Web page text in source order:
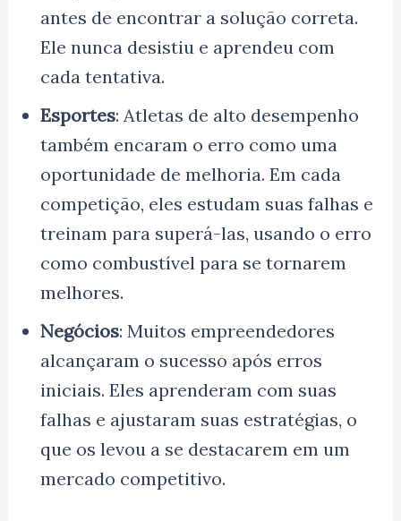
antes de encontrar a solução correta.
Ele nunca desistiu e aprendeu com
cada tentativa.
Esportes: Atletas de alto desempenho
também encaram o erro como uma
oportunidade de melhoria. Em cada
competição, eles estudam suas falhas e
treinam para superá-las, usando o erro
como combustível para se tornarem
melhores.
Negócios: Muitos empreendedores
alcançaram o sucesso após erros
iniciais. Eles aprenderam com suas
falhas e ajustaram suas estratégias, o
que os levou a se destacarem em um
mercado competitivo.